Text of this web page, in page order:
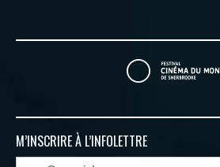
M’INSCRIRE À L’INFOLETTRE